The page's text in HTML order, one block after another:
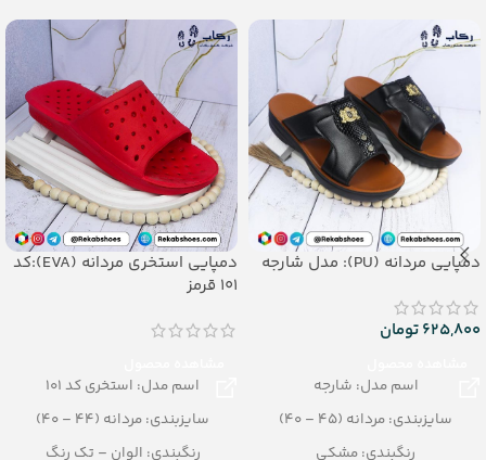
دمپایی مردانه (PU): مدل شارجه
625,800تومان
اسم مدل: شارجه
سایزبندی: مردانه (45 – 40)
رنگبندی: مشکی
دمپایی استخری مردانه (EVA):کد
101 قرمز
اسم مدل: استخری کد 101
سایزبندی: مردانه (44 – 40)
رنگبندی: الوان – تک رنگ